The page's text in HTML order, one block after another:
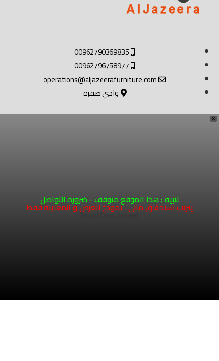
00962790369835
00962796758977
operations@aljazeerafurniture.com
وادي صقرة
X
تنبيه : هذا الموقع متوقف - ضرورة التواصل
يترتب استحقاق مالي . نموذج للعرض و المعاينة فقط
SmartCreation.net